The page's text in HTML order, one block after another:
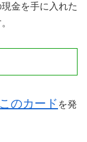
金を手に入れた
このカード を発